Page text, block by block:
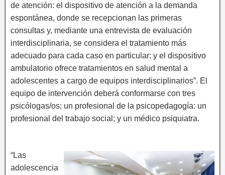
de atención: el dispositivo de atención a la demanda
espontánea, donde se recepcionan las primeras
consultas y, mediante una entrevista de evaluación
interdisciplinaria, se considera el tratamiento más
adecuado para cada caso en particular: y el dispositivo
ambulatorio ofrece tratamientos en salud mental a
adolescentes a cargo de equipos interdisciplinarios”. El
equipo de intervención deberá conformarse con tres
psicólogas/os; un profesional de la psicopedagogía: un
profesional del trabajo social; y un médico psiquiatra.
“Las
adolescencia